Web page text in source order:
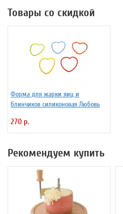
Товары со скидкой
Форма для жарки яиц и
блинчиков силиконовая Любовь
270 р.
Рекомендуем купить